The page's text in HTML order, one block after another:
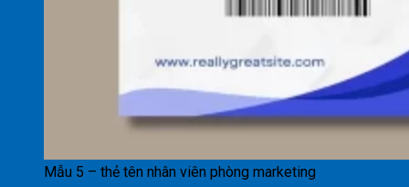
Mẫu 5 – thẻ tên nhân viên phòng marketing